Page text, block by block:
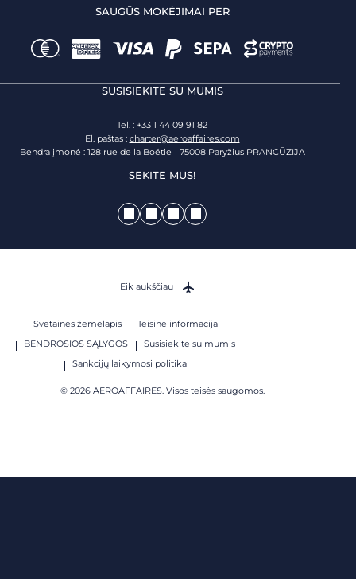
SAUGŪS MOKĖJIMAI PER
SUSISIEKITE SU MUMIS
Tel. : +33 1 44 09 91 82
El. paštas : charter@aeroaffaires.com
Bendra įmonė : 128 rue de la Boétie 75008 Paryžius PRANCŪZIJA
SEKITE MUS!
Svetainės žemėlapis
Teisinė informacija
BENDROSIOS SĄLYGOS
Susisiekite su mumis
Sankcijų laikymosi politika
© 2026 AEROAFFAIRES. Visos teisės saugomos.
Eik aukščiau